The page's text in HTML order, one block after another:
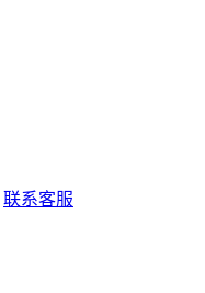
联系客服